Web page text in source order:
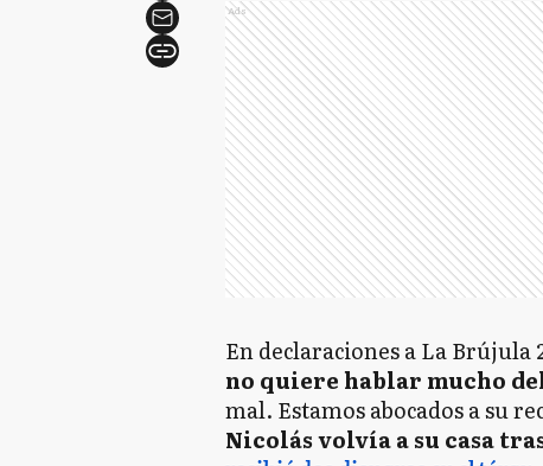
Ads
En declaraciones a La
no quiere hablar mucho
mal. Estamos abocados a su
Nicolás volvía a su casa